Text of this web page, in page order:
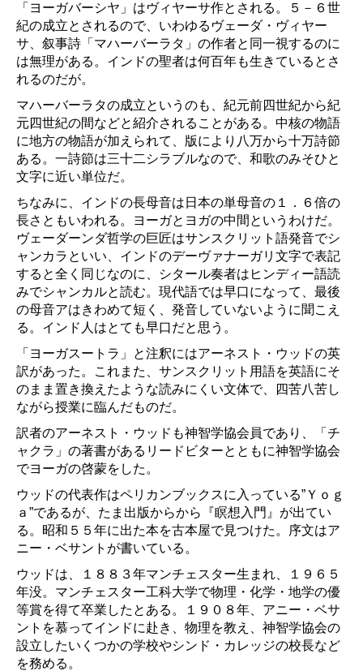
「ヨーガバーシヤ」はヴィヤーサ作とされる。５－６世
紀の成立とされるので、いわゆるヴェーダ・ヴィヤー
サ、叙事詩「マハーバーラタ」の作者と同一視するのに
は無理がある。インドの聖者は何百年も生きているとさ
れるのだが。
マハーバーラタの成立というのも、紀元前四世紀から紀
元四世紀の間などと紹介されることがある。中核の物語
に地方の物語が加えられて、版により八万から十万詩節
ある。一詩節は三十二シラブルなので、和歌のみそひと
文字に近い単位だ。
ちなみに、インドの長母音は日本の単母音の１．６倍の
長さともいわれる。ヨーガとヨガの中間というわけだ。
ヴェーダーンダ哲学の巨匠はサンスクリット語発音でシ
ャンカラといい、インドのデーヴァナーガリ文字で表記
すると全く同じなのに、シタール奏者はヒンディー語読
みでシャンカルと読む。現代語では早口になって、最後
の母音アはきわめて短く、発音していないように聞こえ
る。インド人はとても早口だと思う。
「ヨーガスートラ」と注釈にはアーネスト・ウッドの英
訳があった。これまた、サンスクリット用語を英語にそ
のまま置き換えたような読みにくい文体で、四苦八苦し
ながら授業に臨んだものだ。
訳者のアーネスト・ウッドも神智学協会員であり、「チ
ャクラ」の著書があるリードビターとともに神智学協会
でヨーガの啓蒙をした。
ウッドの代表作はペリカンブックスに入っている”Ｙｏｇ
ａ”であるが、たま出版からから『瞑想入門』が出てい
る。昭和５５年に出た本を古本屋で見つけた。序文はア
ニー・ベサントが書いている。
ウッドは、１８８３年マンチェスター生まれ、１９６５
年没。マンチェスター工科大学で物理・化学・地学の優
等賞を得て卒業したとある。１９０８年、アニー・ベサ
ントを慕ってインドに赴き、物理を教え、神智学協会の
設立したいくつかの学校やシンド・カレッジの校長など
を務める。